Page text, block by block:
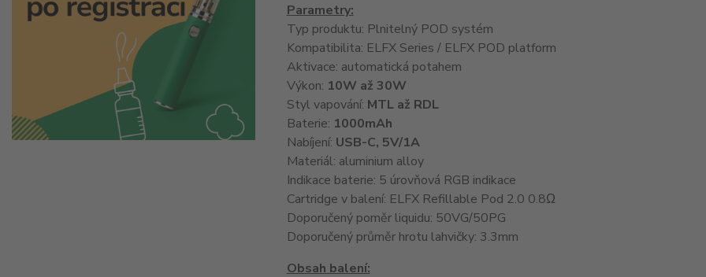
Parametry:
Typ produktu: Plnitelný POD systém
Kompatibilita: ELFX Series / ELFX POD platform
Aktivace: automatická potahem
Výkon: 10W až 30W
Styl vapování: MTL až RDL
Baterie: 1000mAh
Nabíjení: USB-C, 5V/1A
Materiál: aluminium alloy
Indikace baterie: 5 úrovňová RGB indikace
Cartridge v balení: ELFX Refillable Pod 2.0 0.8Ω
Doporučený poměr liquidu: 50VG/50PG
Doporučený průměr hrotu lahvičky: 3.3mm
Obsah balení: